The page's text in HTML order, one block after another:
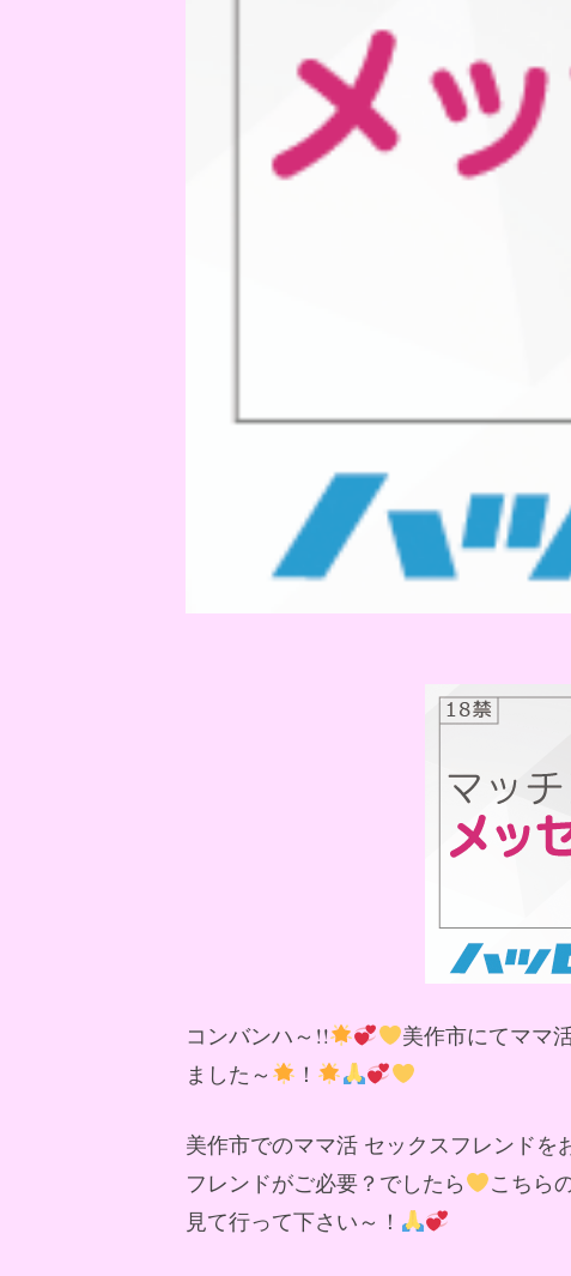
コンバンハ～!! 美作市にてママ
ました～
！
美作市でのママ活 セックスフレンドを
フレンドがご必要？でしたら
こちら
見て行って下さい～！